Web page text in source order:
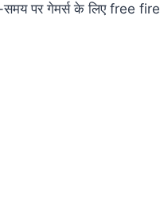
पर गेमर्स के लिए free fire